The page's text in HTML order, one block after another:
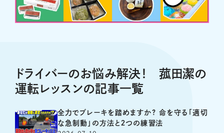
ドライバーのお悩み解決！ 菰田潔の
運転レッスンの記事一覧
全力でブレーキを踏めますか? 命を守る「適切
な急制動」の方法と２つの練習法